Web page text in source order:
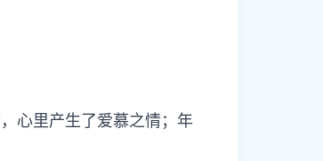
心里产生了爱慕之情；年